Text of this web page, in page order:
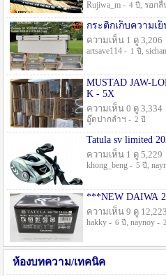
Rujiwa_m - 4 ปี , รอก
กระติกเก็บความเ
ความเห็น 1 ดู 3,206
artsave114 - 1 ปี ,
MUSTAD JAW-
K - 5X
ความเห็น 0 ดู 3,334
อู๊ดปากลำฯ - 2 ปี
Tatula sv limited
ความเห็น 1 ดู 5,229
khong_beng - 5 ปี ,
ความเห็น 9 ดู 12,223
hakky - 6 ปี , naynoy -
ห้องบทความ/เทคนิค